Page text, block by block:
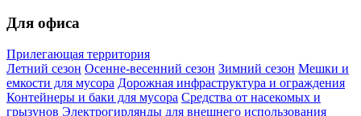
Для офиса
Прилегающая территория
Летний сезон Осенне-весенний сезон Зимний сезон Мешки и
емкости для мусора Дорожная инфраструктура и ограждения
Контейнеры и баки для мусора Средства от насекомых и
грызунов Электрогирлянды для внешнего использования